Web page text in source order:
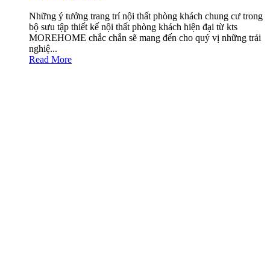
Những ý tưởng trang trí nội thất phòng khách chung cư trong
bộ sưu tập thiết kế nội thất phòng khách hiện đại từ kts
MOREHOME chắc chắn sẽ mang đến cho quý vị những trải
nghiệ...
Read More